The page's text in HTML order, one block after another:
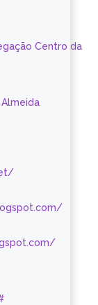
Centro da